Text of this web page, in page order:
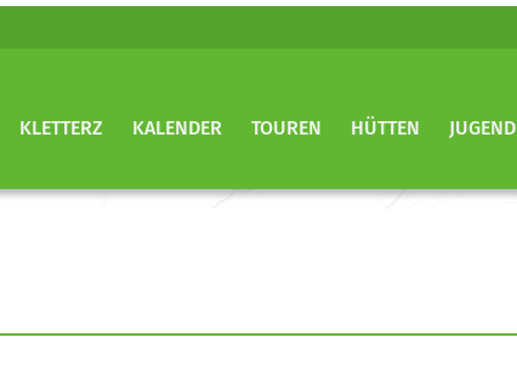
KLETTERZ KALENDER TOUREN HÜTTEN JUGEND